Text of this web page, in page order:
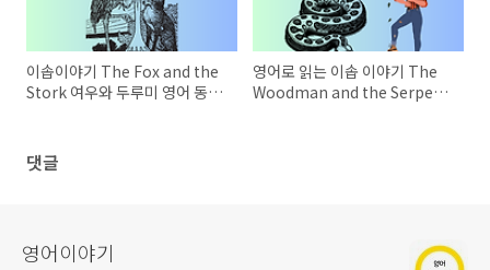
이솝이야기 The Fox and the
Stork 여우와 두루미 영어 동화
영어로 읽는 이솝 이야기 The
Woodman and the Serpent
댓글
영어이야기